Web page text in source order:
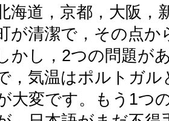
海道，京都，大阪
が清潔で，その点
かし，2つの問題が
，気温はポルトガ
大変です。もう1つ